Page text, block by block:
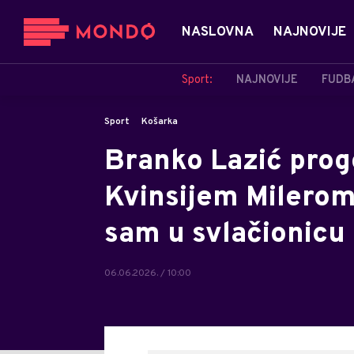
NASLOVNA NAJNOVIJE
Sport: NAJNOVIJE
Sport Košarka
Branko Lazić
Kvinsijem
sam u
06.06.2026. / 10:00